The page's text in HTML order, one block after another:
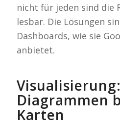
nicht für jeden sind die
lesbar. Die Lösungen
Dashboards, wie sie
anbietet.
Diagrammen
Karten